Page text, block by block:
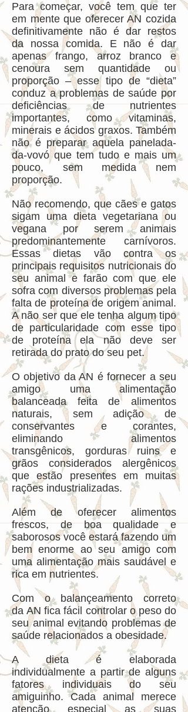
Para começar, você tem que ter
em mente que oferecer AN cozida
definitivamente não é dar restos
da nossa comida. E não é dar
apenas frango, arroz branco e
cenoura sem quantidade ou
proporção – esse tipo de “dieta”
conduz a problemas de saúde por
deficiências de nutrientes
importantes, como vitaminas,
minerais e ácidos graxos. Também
não é preparar aquela panelada-
da-vovó que tem tudo e mais um
pouco, sem medida nem
proporção.
Não recomendo, que cães e gatos
sigam uma dieta vegetariana ou
vegana por serem animais
predominantemente carnívoros.
Essas dietas vão contra os
principais requisitos nutricionais do
seu animal e farão com que ele
sofra com diversos problemas pela
falta de proteína de origem animal.
A não ser que ele tenha algum tipo
de particularidade com esse tipo
de proteína ela não deve ser
retirada do prato do seu pet.
O objetivo da AN é fornecer a seu
amigo uma alimentação
balanceada feita de alimentos
naturais, sem adição de
conservantes e corantes,
eliminando alimentos
transgênicos, gorduras ruins e
grãos considerados alergênicos
que estão presentes em muitas
rações industrializadas.
Além de oferecer alimentos
frescos, de boa qualidade e
saborosos você estará fazendo um
bem enorme ao seu amigo com
uma alimentação mais saudável e
rica em nutrientes.
Com o balançeamento correto
da AN fica fácil controlar o peso do
seu animal evitando problemas de
saúde relacionados a obesidade.
A dieta é elaborada
individualmente a partir de alguns
fatores individuais do seu
amiguinho. Cada animal merece
atenção especial as suas